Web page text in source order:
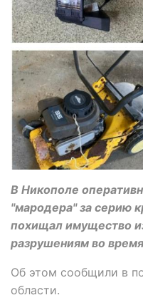
В Никополе
"мародера" за серию
похищал имущество
разрушениям во
Об этом сообщили в
области.